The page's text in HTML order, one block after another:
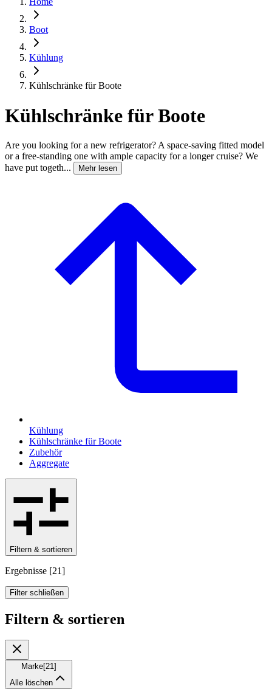
Boot
Kühlung
Kühlschränke für Boote
Kühlschränke für Boote
Are you looking for a new refrigerator? A space-saving fitted model
or a free-standing one with ample capacity for a longer cruise? We
have put togeth...
Mehr lesen
Kühlung
Kühlschränke für Boote
Zubehör
Aggregate
Filtern & sortieren
Ergebnisse [21]
Filter schließen
Filtern & sortieren
Marke[21 ]
Alle löschen